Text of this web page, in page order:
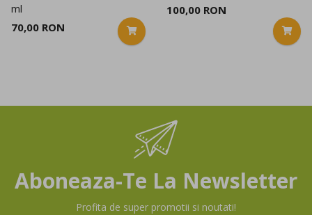
ml
70,00 RON
100,00 RON
Aboneaza-Te La Newsletter
Profita de super promotii si noutati!